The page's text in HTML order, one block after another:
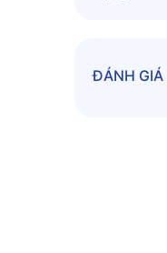
ĐÁNH GIÁ